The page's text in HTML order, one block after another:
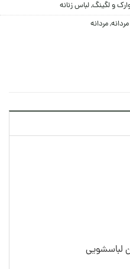
و لگینگ,لباس زنانه
,مردانه
لباسشویی